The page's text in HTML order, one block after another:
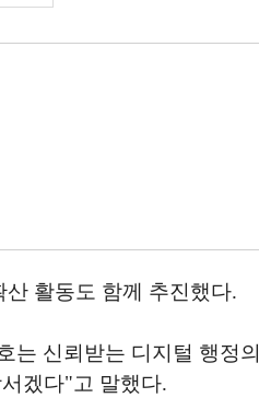
활동도 함께 추진했다.
신뢰받는 디지털 행정
겠다"고 말했다.